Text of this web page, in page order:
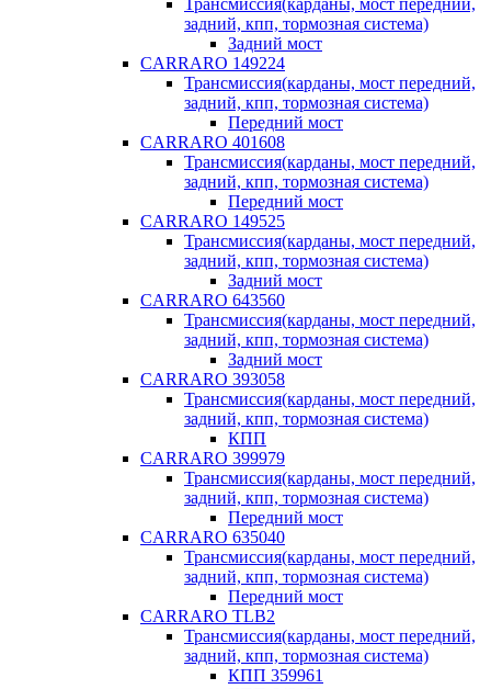
Трансмиссия(карданы, мост передний,
задний, кпп, тормозная система)
Задний мост
CARRARO 149224
Трансмиссия(карданы, мост передний,
задний, кпп, тормозная система)
Передний мост
CARRARO 401608
Трансмиссия(карданы, мост передний,
задний, кпп, тормозная система)
Передний мост
CARRARO 149525
Трансмиссия(карданы, мост передний,
задний, кпп, тормозная система)
Задний мост
CARRARO 643560
Трансмиссия(карданы, мост передний,
задний, кпп, тормозная система)
Задний мост
CARRARO 393058
Трансмиссия(карданы, мост передний,
задний, кпп, тормозная система)
КПП
CARRARO 399979
Трансмиссия(карданы, мост передний,
задний, кпп, тормозная система)
Передний мост
CARRARO 635040
Трансмиссия(карданы, мост передний,
задний, кпп, тормозная система)
Передний мост
CARRARO TLB2
Трансмиссия(карданы, мост передний,
задний, кпп, тормозная система)
КПП 359961